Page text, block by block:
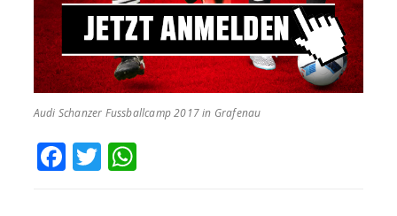
Audi Schanzer Fussballcamp 2017 in Grafenau
Facebook
Twitter
WhatsApp